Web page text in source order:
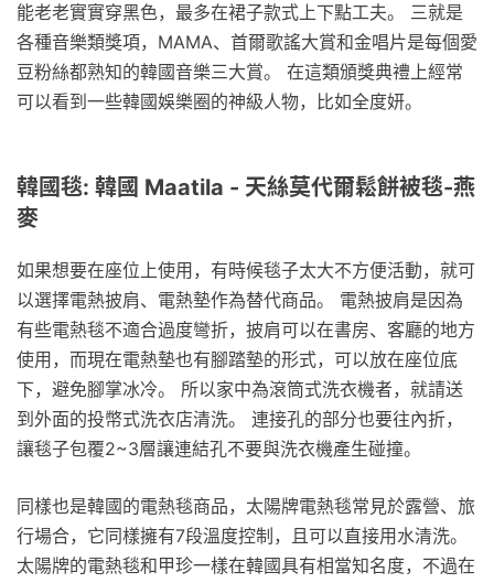
能老老實實穿黑色，最多在裙子款式上下點工夫。 三就是
各種音樂類獎項，MAMA、首爾歌謠大賞和金唱片是每個愛
豆粉絲都熟知的韓國音樂三大賞。 在這類頒獎典禮上經常
可以看到一些韓國娛樂圈的神級人物，比如全度妍。
韓國毯: 韓國 Maatila - 天絲莫代爾鬆餅被毯-燕
麥
如果想要在座位上使用，有時候毯子太大不方便活動，就可
以選擇電熱披肩、電熱墊作為替代商品。 電熱披肩是因為
有些電熱毯不適合過度彎折，披肩可以在書房、客廳的地方
使用，而現在電熱墊也有腳踏墊的形式，可以放在座位底
下，避免腳掌冰冷。 所以家中為滾筒式洗衣機者，就請送
到外面的投幣式洗衣店清洗。 連接孔的部分也要往內折，
讓毯子包覆2~3層讓連結孔不要與洗衣機產生碰撞。
同樣也是韓國的電熱毯商品，太陽牌電熱毯常見於露營、旅
行場合，它同樣擁有7段溫度控制，且可以直接用水清洗。
太陽牌的電熱毯和甲珍一樣在韓國具有相當知名度，不過在